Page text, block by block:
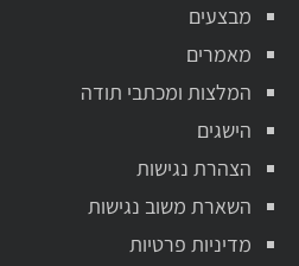
מבצעים
מאמרים
המלצות ומכתבי תודה
הישגים
הצהרת נגישות
השארת משוב נגישות
מדיניות פרטיות